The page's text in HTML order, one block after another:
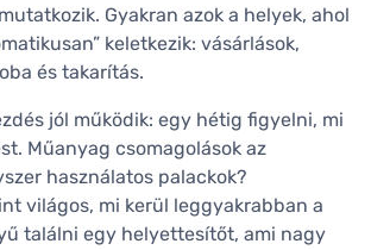
Gyakran azok a helyek, ahol
keletkezik: vásárlások,
és takarítás.
jól működik: egy hétig figyelni, mi
Műanyag csomagolások az
használatos palackok?
világos, mi kerül leggyakrabban a
találni egy helyettesítőt, ami nagy